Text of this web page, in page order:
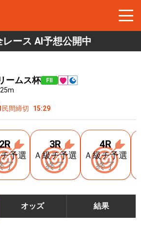
レース AI予想公開中
ームス杯 FⅡ
民間締切 15:29
予選
了
3R
Ａ級チ予選
終了
4R
Ａ級チ予選
終了
オッズ 結果